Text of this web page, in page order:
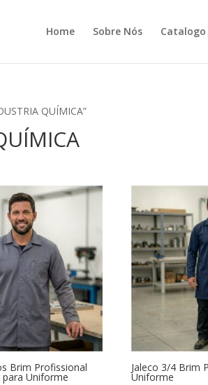
Home Sobre Nós Catalogo
QUÍMICA”
Brim Profissional
Uniforme
Jaleco 3/4 Brim
Uniforme